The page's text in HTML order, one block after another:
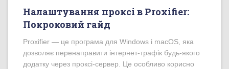
Налаштування проксі в Proxifier:
Покроковий гайд
Proxifier — це програма для Windows і macOS, яка
дозволяє перенаправити інтернет-трафік будь-якого
додатку через проксі-сервер. Це особливо корисно